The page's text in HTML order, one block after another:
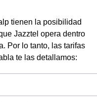
tienen la posibilidad
Jazztel opera dentro
Por lo tanto, las tarifas
te las detallamos: